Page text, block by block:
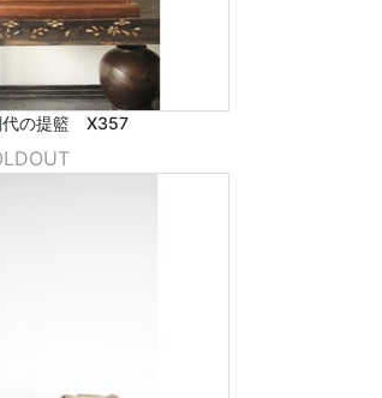
代の提籃 X357